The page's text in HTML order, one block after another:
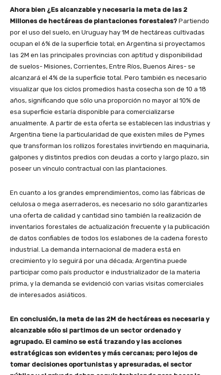
Ahora bien ¿Es alcanzable y necesaria la meta de las 2
Millones de hectáreas de plantaciones forestales? Partiendo
por el uso del suelo, en Uruguay hay 1M de hectáreas cultivadas
ocupan el 6% de la superficie total; en Argentina si proyectamos
las 2M en las principales provincias con aptitud y disponibilidad
de suelos- Misiones, Corrientes, Entre Ríos, Buenos Aires- se
alcanzará el 4% de la superficie total. Pero también es necesario
visualizar que los ciclos promedios hasta cosecha son de 10 a 18
años, significando que sólo una proporción no mayor al 10% de
esa superficie estaría disponible para comercializarse
anualmente. A partir de esta oferta se establecen las industrias y
Argentina tiene la particularidad de que existen miles de Pymes
que transforman los rollizos forestales invirtiendo en maquinaria,
galpones y distintos predios con deudas a corto y largo plazo, sin
poseer un vínculo contractual con las plantaciones.
En cuanto a los grandes emprendimientos, como las fábricas de
celulosa o mega aserraderos, es necesario no sólo garantizarles
una oferta de calidad y cantidad sino también la realización de
inventarios forestales de actualización frecuente y la publicación
de datos confiables de todos los eslabones de la cadena foresto
industrial. La demanda internacional de madera está en
crecimiento y lo seguirá por una década; Argentina puede
participar como país productor e industrializador de la materia
prima, y la demanda se evidenció con varias visitas comerciales
de interesados asiáticos.
En conclusión, la meta de las 2M de hectáreas es necesaria y
alcanzable sólo si partimos de un sector ordenado y
agrupado. El camino se está trazando y las acciones
estratégicas son evidentes y más cercanas; pero lejos de
tomar decisiones oportunistas y apresuradas, el sector